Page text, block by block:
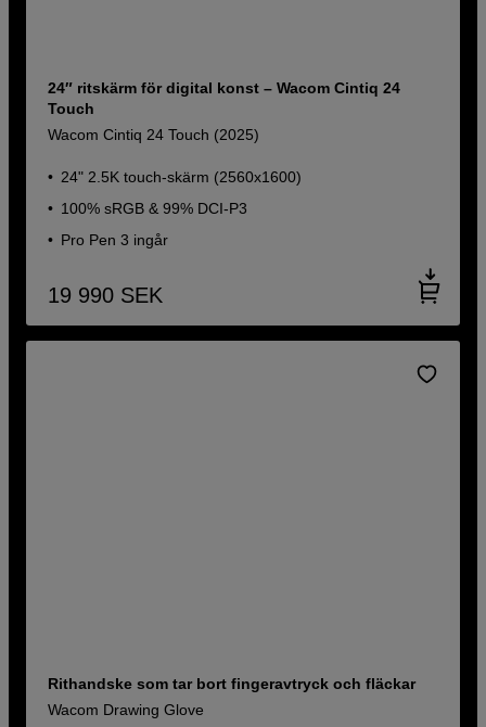
24″ ritskärm för digital konst – Wacom Cintiq 24
Touch
Wacom Cintiq 24 Touch (2025)
24" 2.5K touch-skärm (2560x1600)
100% sRGB & 99% DCI-P3
Pro Pen 3 ingår
19 990 SEK
Rithandske som tar bort fingeravtryck och fläckar
Wacom Drawing Glove